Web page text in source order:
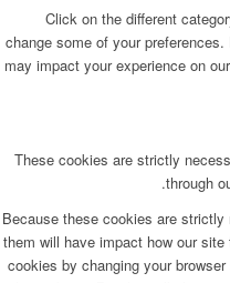
Click on the different
change some of your
may impact your experience on
These cookies are strictly
through
Because these cookies are
them will have impact how our
cookies by changing your